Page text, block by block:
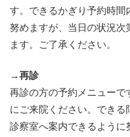
す。できるかぎり予約時間
努めますが、当日の状況
ます。ご了承ください。
→再診
再診の方の予約メニュー
にご来院ください。できる
診察室へ案内できるよう